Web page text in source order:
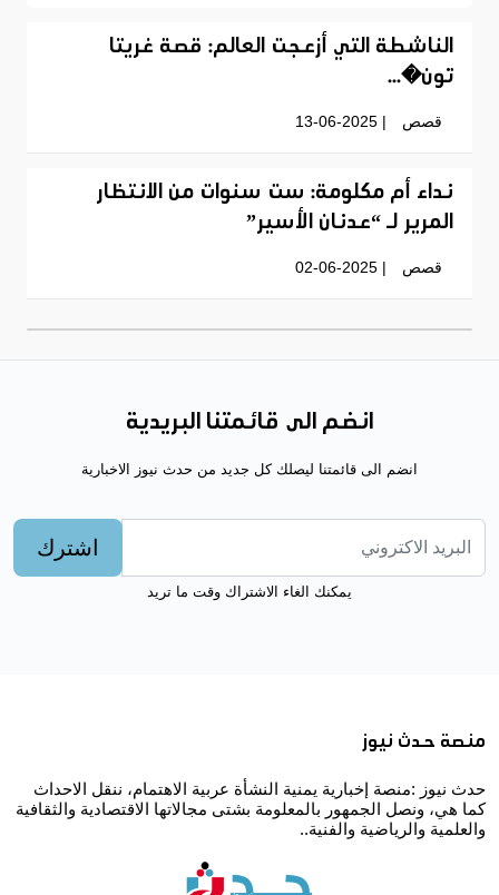
الناشطة التي أزعجت العالم: قصة غريتا
تون�...
قصص | 13-06-2025
نداء أم مكلومة: ست سنوات من الانتظار
المرير لـ “عدنان الأسير”
قصص | 02-06-2025
انضم الى قائمتنا البريدية
انضم الى قائمتنا ليصلك كل جديد من حدث نيوز الاخبارية
اشترك
يمكنك الغاء الاشتراك وقت ما تريد
منصة حدث نيوز
حدث نيوز :منصة إخبارية يمنية النشأة عربية الاهتمام، ننقل الاحداث
كما هي، ونصل الجمهور بالمعلومة بشتى مجالاتها الاقتصادية والثقافية
والعلمية والرياضية والفنية..